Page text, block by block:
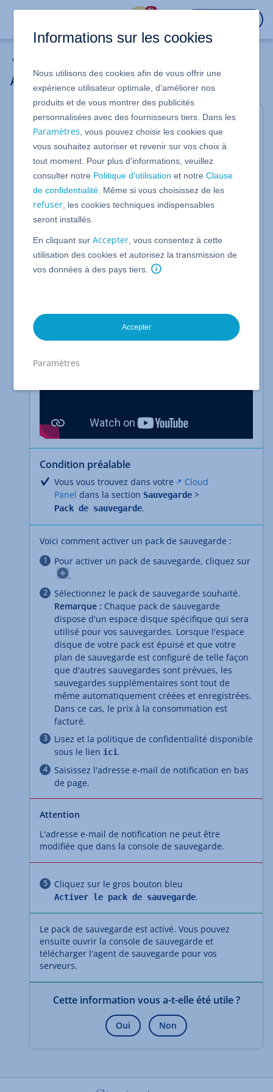
%
Activer un pack de sauvegarde
Si vous n'avez pas encore configuré de pack de
sauvegarde, vous devez l'activer pour créer et gérer
les sauvegardes de vos serveurs. L'espace de
stockage que vos sauvegardes utilisent au total est
comptabilisé de manière centralisée dans votre
pack de sauvegarde. Vous pouvez configurer vos
sauvegardes individuellement via la console de
sauvegarde, qui est configurée séparément pour
chaque centre de calcul.
La vidéo est mise à disposition par le portail vidéo
Youtube. Pour plus d'informations :
Condition préalable
Vous vous trouvez dans votre
Cloud
Panel dans la section Sauvegarde >
Pack de sauvegarde.
Voici comment activer un pack de sauvegarde :
Pour activer un pack de sauvegarde, cliquez sur
.
Sélectionnez le pack de sauvegarde souhaité.
Remarque : Chaque pack de sauvegarde
dispose d'un espace disque spécifique qui sera
utilisé pour vos sauvegardes. Lorsque l'espace
disque de votre pack est épuisé et que votre
plan de sauvegarde est configuré de telle façon
que d'autres sauvegardes sont prévues, les
sauvegardes supplémentaires sont tout de
même automatiquement créées et enregistrées.
Dans ce cas, le prix à la consommation est
facturé.
Lisez et la politique de confidentialité disponible
sous le lien ici.
Saisissez l'adresse e-mail de notification en bas
de page.
Attention
L'adresse e-mail de notification ne peut être
modifiée que dans la console de sauvegarde.
Cliquez sur le gros bouton bleu
Activer le pack de sauvegarde.
Le pack de sauvegarde est activé. Vous pouvez
ensuite ouvrir la console de sauvegarde et
télécharger l'agent de sauvegarde pour vos
serveurs.
Cette information vous a-t-elle été utile ?
Oui Non
Informations sur les cookies
Nous utilisons des cookies afin de vous offrir une
expérience utilisateur optimale, d’améliorer nos
produits et de vous montrer des publicités
personnalisées avec des fournisseurs tiers. Dans les
Paramètres , vous pouvez choisir les cookies que
vous souhaitez autoriser et revenir sur vos choix à
tout moment. Pour plus d'informations, veuillez
consulter notre Politique d'utilisation et notreClause
de confidentialité . Même si vous choisissez de les
refuser , les cookies techniques indispensables
seront installés.
En cliquant surAccepter , vous consentez à cette
utilisation des cookies et autorisez la transmission de
vos données à des pays tiers.
Accepter
Paramètres